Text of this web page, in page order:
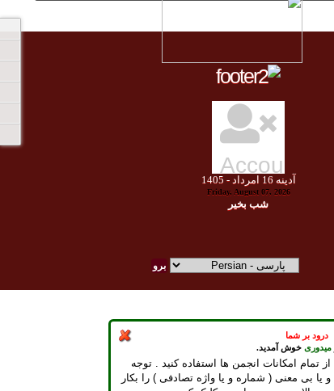
درود بر شما
میدوریخوش آمدید.
تمام امکانات انجمن ها استفاده کنید . توجه
یا بی معنی ( شماره و یا واژه تصادفی ) را بکار
آدينه امرداد - 1405
Friday, August 07, 2026
شب بخير